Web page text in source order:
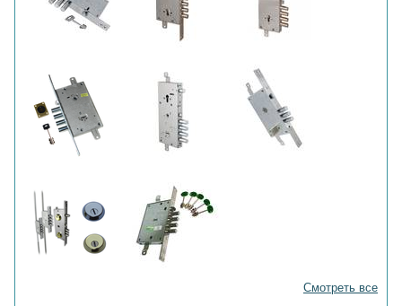
Смотреть все